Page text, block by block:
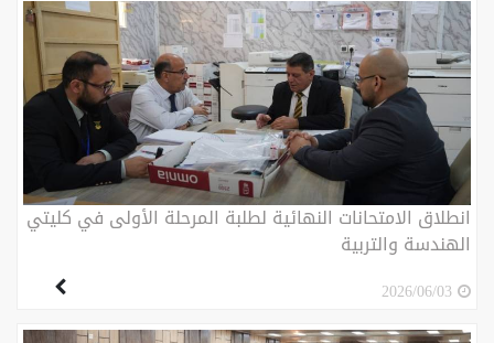
انطلاق الامتحانات النهائية لطلبة المرحلة الأولى في كليتي
الهندسة والتربية
2026/06/03